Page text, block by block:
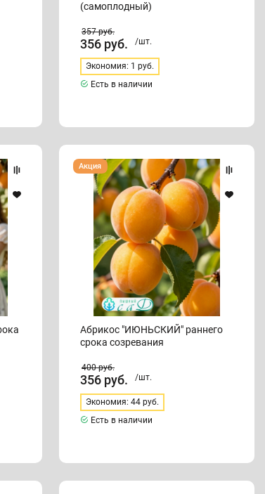
(самоплодный)
357руб.
356 руб. /шт.
Экономия: 1 руб.
Есть в наличии
Абрикос
"ИЮНЬСКИЙ"
раннего
срока
созревания
Абрикос "ИЮНЬСКИЙ" раннего
срока созревания
Акция
400руб.
356 руб. /шт.
Экономия: 44 руб.
Есть в наличии